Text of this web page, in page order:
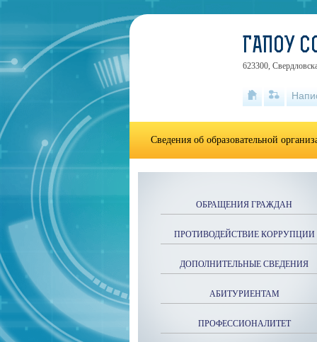
ОБРАЩЕНИЯ ГРАЖДАН
ПРОТИВОДЕЙСТВИЕ КОРРУПЦИИ
ДОПОЛНИТЕЛЬНЫЕ СВЕДЕНИЯ
АБИТУРИЕНТАМ
ПРОФЕССИОНАЛИТЕТ
ГАПОУ
623300,
Сведения об образовательной